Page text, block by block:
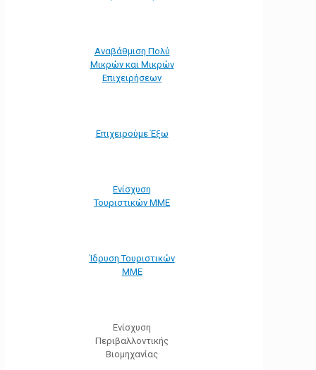
Αναβάθμιση Πολύ
Μικρών και Μικρών
Επιχειρήσεων
Επιχειρούμε Έξω
Ενίσχυση
Τουριστικών ΜΜΕ
Ίδρυση Τουριστικών
ΜΜΕ
Ενίσχυση
Περιβαλλοντικής
Βιομηχανίας